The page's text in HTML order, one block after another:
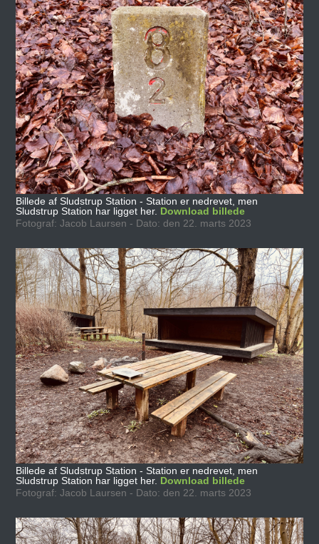
Billede af Sludstrup Station - Station er nedrevet, men
Sludstrup Station har ligget her. Download billede
Fotograf: Jacob Laursen - Dato: den 22. marts 2023
Billede af Sludstrup Station - Station er nedrevet, men
Sludstrup Station har ligget her. Download billede
Fotograf: Jacob Laursen - Dato: den 22. marts 2023